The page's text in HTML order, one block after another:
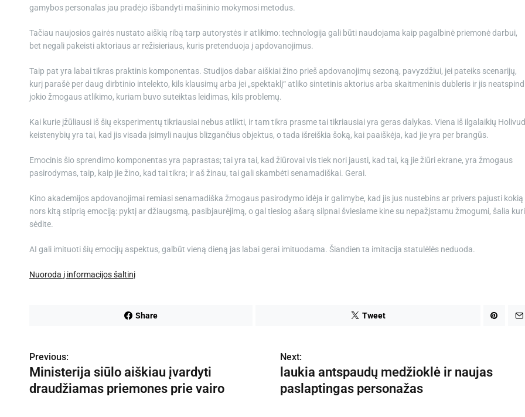
gamybos personalas jau pradėjo išbandyti mašininio mokymosi metodus.
Tačiau naujosios gairės nustato aiškią ribą tarp autorystės ir atlikimo: technologija gali būti naudojama kaip pagalbinė priemonė darbui,
bet negali pakeisti aktoriaus ar režisieriaus, kuris pretenduoja į apdovanojimus.
Taip pat yra labai tikras praktinis komponentas. Studijos dabar aiškiai žino prieš apdovanojimų sezoną, pavyzdžiui, jei pateiks scenarijų,
kurį parašė per daug dirbtinio intelekto, kils klausimų arba jei „spektaklį“ atliko sintetinis aktorius arba skaitmeninis dubleris ir jis
jokio žmogaus atlikimo, kuriam buvo suteiktas leidimas, kils problemų.
Kai kurie įžūliausi iš šių eksperimentų tikriausiai nebus atlikti, ir tam tikra prasme tai tikriausiai yra geras dalykas. Viena iš ilgalaikių
keistenybių yra tai, kad jis visada įsimyli naujus blizgančius objektus, o tada išreiškia šoką, kai paaiškėja, kad jie yra per brangūs.
Emocinis šio sprendimo komponentas yra paprastas; tai yra tai, kad žiūrovai vis tiek nori jausti, kad tai, ką jie žiūri ekrane, yra žmogaus
pasirodymas, taip, kaip jie žino, kad tai tikra; ir aš žinau, tai gali skambėti senamadiškai. Gerai.
Kino akademijos apdovanojimai remiasi senamadiška žmogaus pasirodymo idėja ir galimybe, kad jis jus nustebins ar privers pajusti kokią
nors kitą stiprią emociją: pyktį ar džiaugsmą, pasibjaurėjimą, o gal tiesiog ašarą silpnai šviesiame kine su nepažįstamu žmogumi, šalia
sėdite.
AI gali imituoti šių emocijų aspektus, galbūt vieną dieną jas labai gerai imituodama. Šiandien ta imitacija statulėlės neduoda.
Nuoroda į informacijos šaltinį
Share Tweet
N
a
Previous:
Ministerija siūlo aiškiau įvardyti
draudžiamas priemones prie vairo
Next:
laukia antspaudų medžioklė ir naujas
paslaptingas personažas